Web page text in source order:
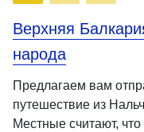
Верхняя
народа
Предлагаем вам
путешествие из
Местные считают,